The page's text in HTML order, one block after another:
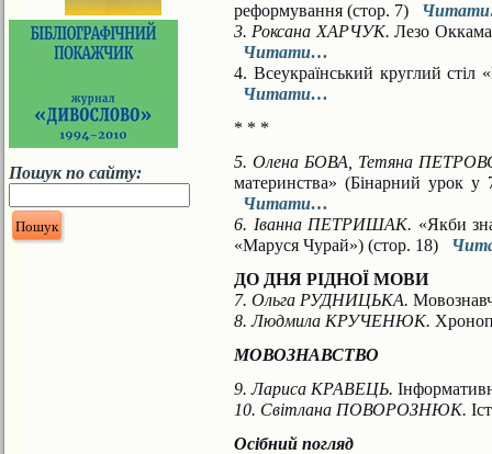
Пошук по сайту:
реформування (стор. 7)
3. Роксана ХАРЧУК. Лезо Оккама
Читати…
4. Всеукраїнський круглий стіл
Читати…
* * *
5. Олена БОВА, Тетяна
материнства» (Бінарний урок у
Читати…
6. Іванна ПЕТРИШАК. «Якби
«Маруся Чурай») (стор. 18)
ДО ДНЯ РІДНОЇ МОВИ
7. Ольга РУДНИЦЬКА.
8. Людмила КРУЧЕНЮК.
МОВОЗНАВСТВО
9. Лариса КРАВЕЦЬ.
10. Світлана ПОВОРОЗНЮК.
Осібний погляд